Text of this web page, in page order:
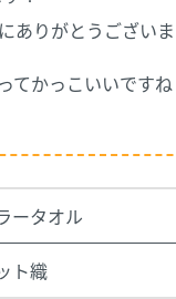
ありがとうござい
てかっこいいです
ータオル
ト織